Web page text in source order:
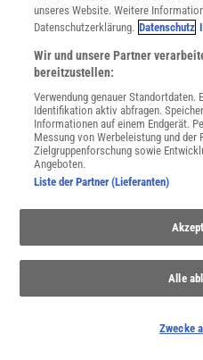
WEITERE
Spektrum.de-
JETZT
Sie können unsere Newsletter jederzeit
unseres Website. Weitere
Datenschutzerklärung. Datenschutz
Wir und unsere Partner
bereitzustellen:
Verwendung genauer Standortdaten.
Identifikation aktiv abfragen.
Informationen auf einem Endgerät.
Messung von Werbeleistung und der
Zielgruppenforschung sowie
Angeboten.
Liste der Partner (Lieferanten)
Alle
Zwecke